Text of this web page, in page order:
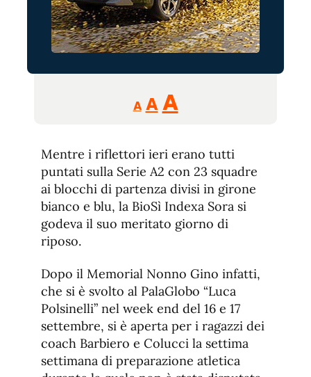
A
Reducir
tamaño
A Restablecer
de
fuente
AAumentar
de
fuente.
Mentre i riflettori ieri erano tutti
puntati sulla Serie A2 con 23 squadre
ai blocchi di partenza divisi in girone
bianco e blu, la BioSì Indexa Sora si
godeva il suo meritato giorno di
riposo.
Dopo il Memorial Nonno Gino infatti,
che si è svolto al PalaGlobo “Luca
Polsinelli” nel week end del 16 e 17
settembre, si è aperta per i ragazzi dei
coach Barbiero e Colucci la settima
settimana di preparazione atletica